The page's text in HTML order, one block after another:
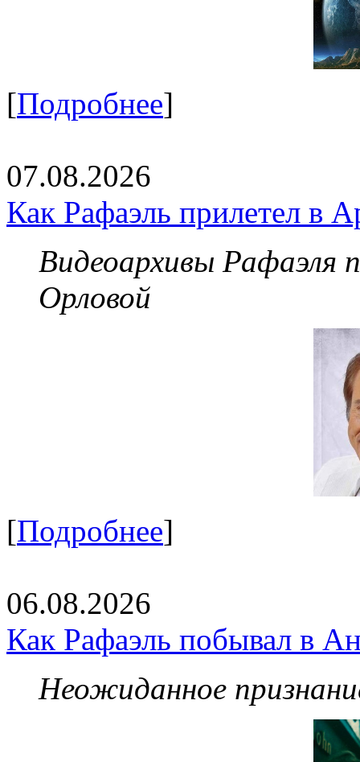
[Подробнее]
07.08.2026
Как Рафаэль прилетел в
Видеоархивы Рафаэля
Орловой
[Подробнее]
06.08.2026
Как Рафаэль побывал в
Неожиданное